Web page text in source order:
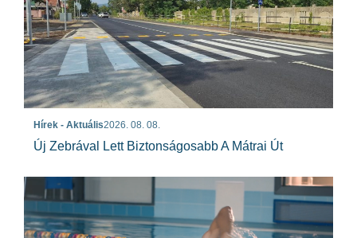
Hírek - Aktuális2026. 08. 08.
Új Zebrával Lett Biztonságosabb A Mátrai Út